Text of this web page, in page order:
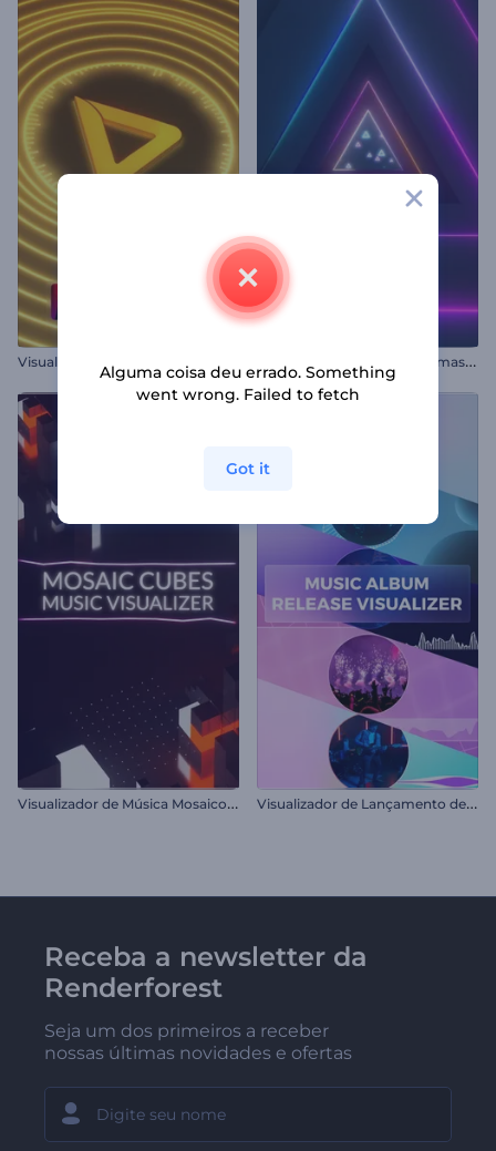
V
isualizador de Áudio - Formas Pulsantes em Neon
V
isualizador de Música Mosaico de Cubos V
isualizador de Lançamento de Álbum de Música
Receba a newsletter da
Renderforest
Seja um dos primeiros a receber
nossas últimas novidades e ofertas
Alguma coisa deu errado. Something
went wrong. Failed to fetch
Got it